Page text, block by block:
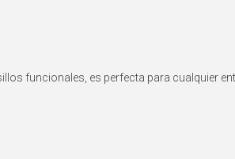
funcionales, es perfecta para cualquier